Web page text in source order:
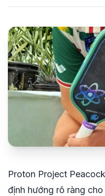
Proton Project
định hướng rõ ràng